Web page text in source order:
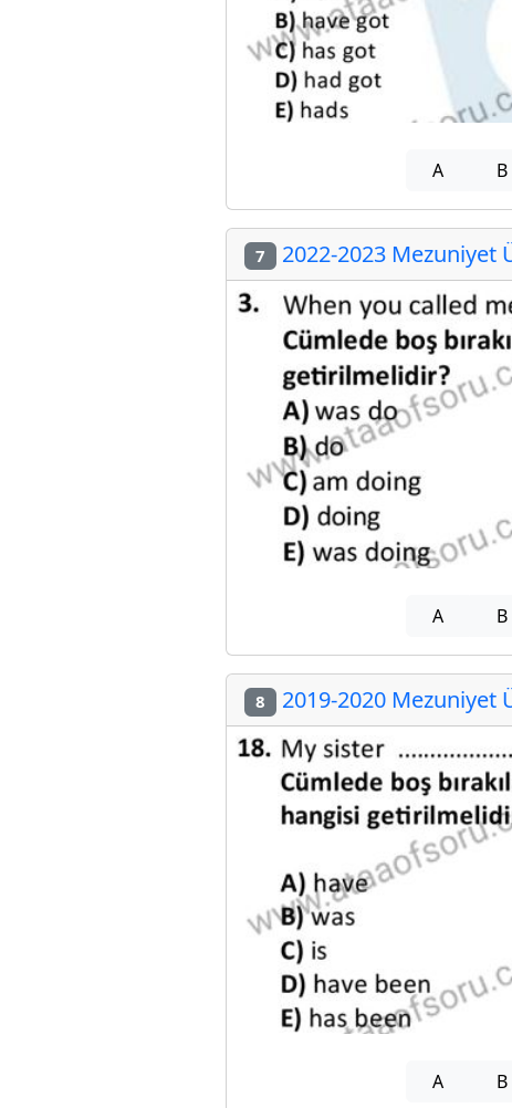
A B
7 2022-2023 Mezuniyet
A B
8 2019-2020 Mezuniyet
A B